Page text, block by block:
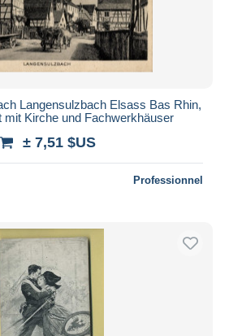
Langensulzbach Elsass Bas Rhin,
mit Kirche und Fachwerkhäuser
± 7,51 $US
Professionnel